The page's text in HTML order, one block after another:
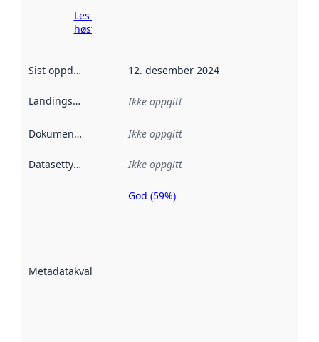
Les mer om
høsting her
Sist oppdatert 12. desember 2024
Landingsside Ikke oppgitt
Dokumentasjon Ikke oppgitt
Datasettype Ikke oppgitt
Metadatakvalitet
Metadatakvalitet
God (59%)